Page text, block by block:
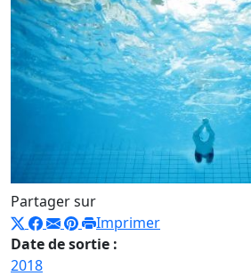
Partager sur
Imprimer
Date de sortie :
2018